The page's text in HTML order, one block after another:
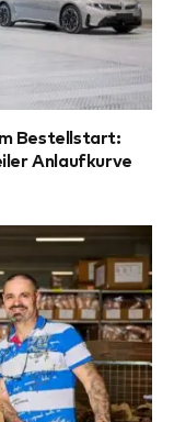
Bestellstart:
Anlaufkurve